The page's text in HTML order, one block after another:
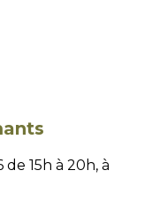
15h à 20h, à